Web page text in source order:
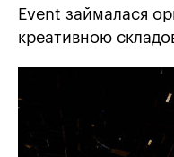
Event займалася
креативною